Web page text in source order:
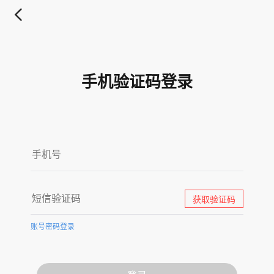
手机验证码登录
获取验证码
账号密码登录